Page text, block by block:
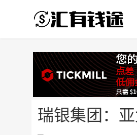
瑞银集团：